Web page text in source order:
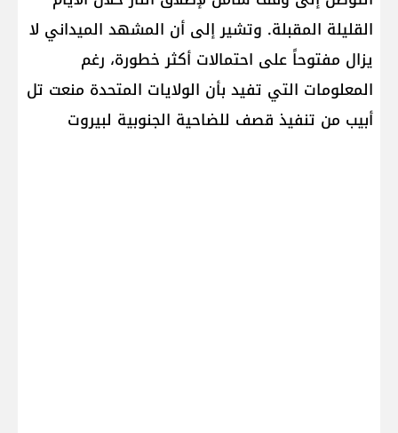
القليلة المقبلة. وتشير إلى أن المشهد الميداني لا
يزال مفتوحاً على احتمالات أكثر خطورة، رغم
المعلومات التي تفيد بأن الولايات المتحدة منعت تل
أبيب من تنفيذ قصف للضاحية الجنوبية لبيروت